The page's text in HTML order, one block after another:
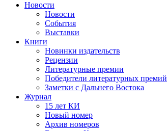
Новости
Новости
События
Выставки
Книги
Новинки издательств
Рецензии
Литературные премии
Победители литературных премий
Заметки с Дальнего Востока
Журнал
15 лет КИ
Новый номер
Архив номеров